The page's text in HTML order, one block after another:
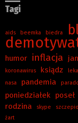
Tagi
aids beemka biedra
humor inflacja
koronawirus ksiądz
nasa pandemia
poniedziałek poseł
rodzina skype
żart